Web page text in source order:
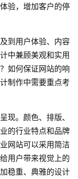
验，增加客户的停
到用户体验、内容
中兼顾美观和实用
如何保证网站的响
制作中需要重点考
现。颜色、排版、
的行业特点和品牌
网站可以采用简洁
用户带来视觉上的
稳重、典雅的设计